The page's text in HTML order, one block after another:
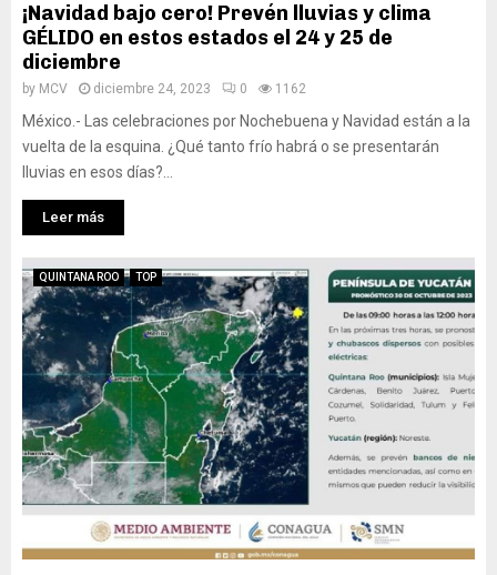
¡Navidad bajo cero! Prevén lluvias y clima
GÉLIDO en estos estados el 24 y 25 de
diciembre
by MCV diciembre 24, 2023 0 1162
México.- Las celebraciones por Nochebuena y Navidad están a la
vuelta de la esquina. ¿Qué tanto frío habrá o se presentarán
lluvias en esos días?...
Leer más
QUINTANA ROO TOP